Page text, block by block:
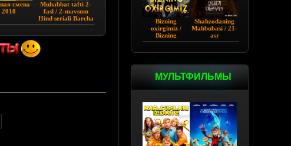
Bizning
oxirgimiz /
Bizning
so'ngimiz AQSh
tilida O'zbekcha
Shahzodaning
Mahbubasi / 21-
asr
Shaxzodasining
МУЛЬТФИЛЬМЫ
cмeнa
2018
Muhabbat tafti 2-
fasl / 2-mavsum
Hind seriali Barcha
qismlar Uzbek tilida